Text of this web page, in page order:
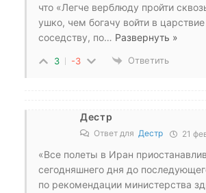
что «Легче верблюду пройти
ушко, чем богачу войти в
соседству, по… Развернуть »
3 -3 Ответить
Дестр
Ответ для Дестр 21
«Все полеты в Иран
сегодняшнего дня до
по рекомендации министерства